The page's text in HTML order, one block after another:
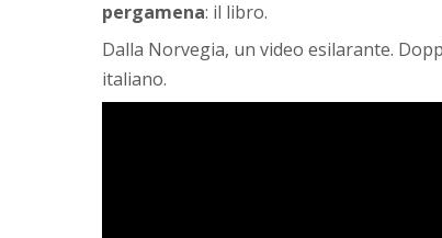
pergamena: il libro.
Dalla Norvegia, un video esilarante.
italiano.